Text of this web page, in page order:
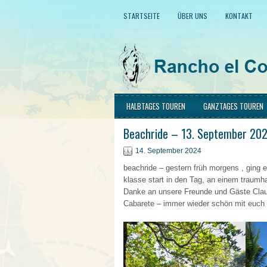
STARTSEITE ÜBER UNS KONTAKT
HALBTAGES TOUREN GANZTAGES TOUREN
Beachride – 13. September
14. September 2024
beachride – gestern früh morgens , ging
klasse start in den Tag, an einem
Danke an unsere Freunde und Gäste
Cabarete – immer wieder schön mit